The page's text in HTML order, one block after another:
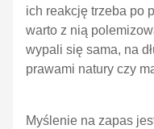
ich reakcję trzeba po
warto z nią
wypali się sama, na
prawami natury czy
Myślenie na zapas